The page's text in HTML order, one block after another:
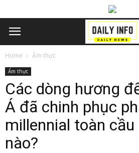
Home Ẩm thực
Ẩm thực
Các dòng hương
Á đã chinh phục
millennial toàn
nào?